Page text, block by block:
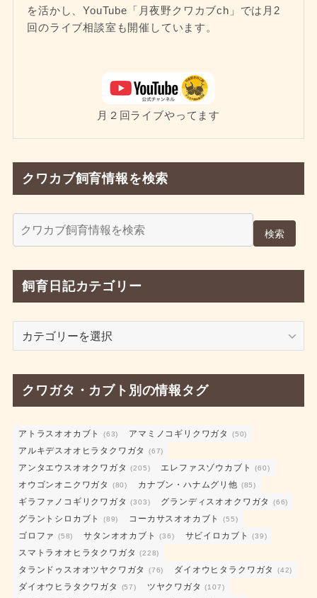
を活かし、YouTube「月夜野クワカブch」では月2
回のライブ相談室も開催しています。
月２回ライブやってます
クワカブ飼育情報を検索
検索
飼育日記カテゴリー
カ
ゴ
リ
ー
クワガタ・カブト別の情報タグ
アトラスオオカブト (63) アマミノコギリクワガタ (50)
アルキデスオオヒラタクワガタ (67)
アンタエウスオオクワガタ (205) エレファスゾウカブト (60)
オウゴンオニクワガタ (80) カナブン・ハナムグリ他 (85)
ギラファノコギリクワガタ (303) グランディスオオクワガタ (66)
グラントシロカブト (89) コーカサスオオカブト (55)
ゴロファ (58) サタンオオカブト (36) サビイロカブト (39)
スマトラオオヒラタクワガタ (228)
タランドゥスオオツヤクワガタ (76) ダイオウヒタラクワガタ (42)
ダイオウヒラタクワガタ (57) ツヤクワガタ (107)